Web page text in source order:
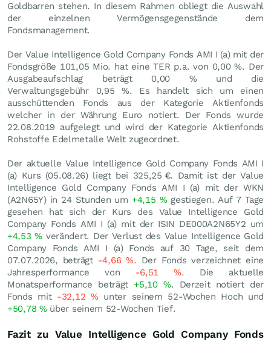
Goldbarren stehen. In diesem Rahmen obliegt die Auswahl
der einzelnen Vermögensgegenstände dem
Fondsmanagement.
Der Value Intelligence Gold Company Fonds AMI I (a) mit der
Fondsgröße 101,05 Mio. hat eine TER p.a. von 0,00 %. Der
Ausgabeaufschlag beträgt 0,00 % und die
Verwaltungsgebühr 0,95 %. Es handelt sich um einen
ausschüttenden Fonds aus der Kategorie Aktienfonds
welcher in der Währung Euro notiert. Der Fonds wurde
22.08.2019 aufgelegt und wird der Kategorie Aktienfonds
Rohstoffe Edelmetalle Welt zugeordnet.
Der aktuelle Value Intelligence Gold Company Fonds AMI I
(a) Kurs (05.08.26) liegt bei 325,25 €. Damit ist der Value
Intelligence Gold Company Fonds AMI I (a) mit der WKN
(A2N65Y) in 24 Stunden um +4,15 %gestiegen. Auf 7 Tage
gesehen hat sich der Kurs des Value Intelligence Gold
Company Fonds AMI I (a) mit der ISIN DE000A2N65Y2 um
+4,53% verändert. Der Verlust des Value Intelligence Gold
Company Fonds AMI I (a) Fonds auf 30 Tage, seit dem
07.07.2026, beträgt -4,66%. Der Fonds verzeichnet eine
Jahresperformance von -6,51%. Die aktuelle
Monatsperformance beträgt +5,10 %. Derzeit notiert der
Fonds mit -32,12 %unter seinem 52-Wochen Hoch und
+50,78 %über seinem 52-Wochen Tief.
Fazit zu Value Intelligence Gold Company Fonds